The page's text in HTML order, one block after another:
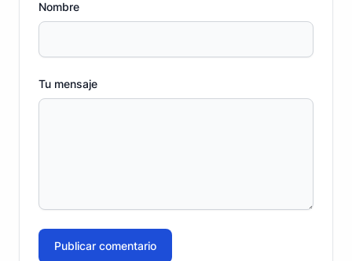
Nombre
Tu mensaje
Publicar comentario